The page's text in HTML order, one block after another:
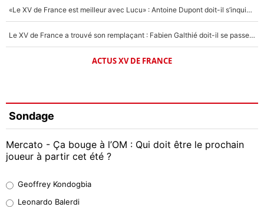
«Le XV de France est meilleur avec Lucu» : Antoine Dupont doit-il s’inquiéter pour sa place ?
Le XV de France a trouvé son remplaçant : Fabien Galthié doit-il se passer d'Antoine Dupont ?
ACTUS XV DE FRANCE
Sondage
Mercato - Ça bouge à l’OM : Qui doit être le prochain
joueur à partir cet été ?
38%
Geoffrey Kondogbia
Leonardo Balerdi